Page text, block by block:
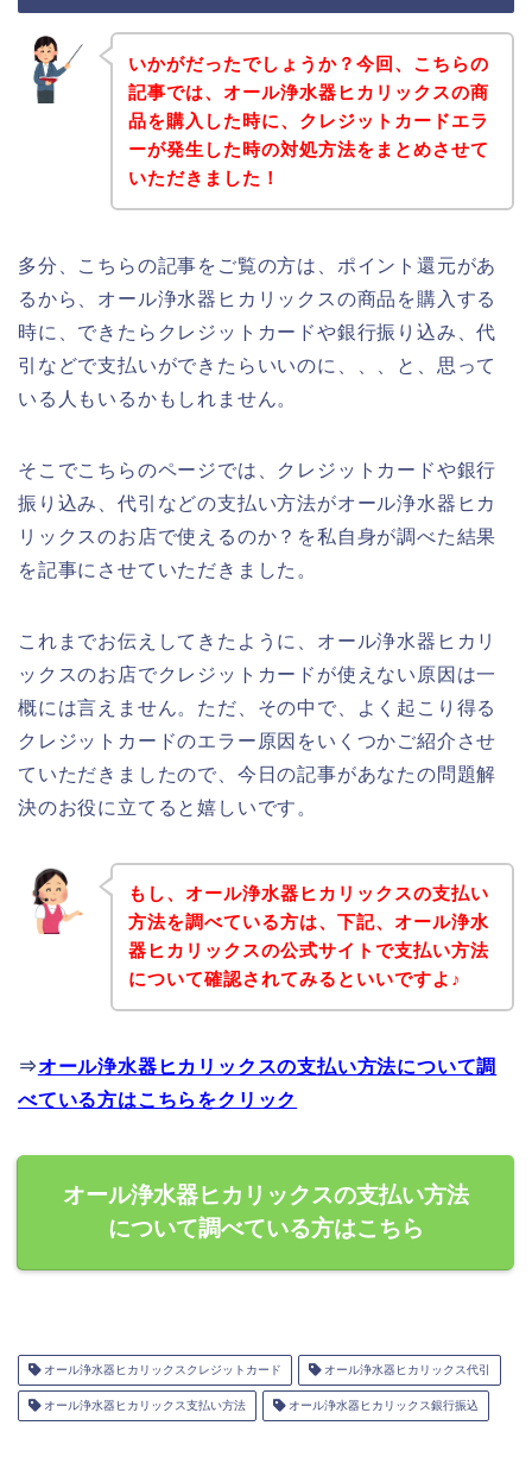
いかがだったでしょうか？今回、こちらの
記事では、オール浄水器ヒカリックスの商
品を購入した時に、クレジットカードエラ
ーが発生した時の対処方法をまとめさせて
いただきました！
多分、こちらの記事をご覧の方は、ポイント還元があ
るから、オール浄水器ヒカリックスの商品を購入する
時に、できたらクレジットカードや銀行振り込み、代
引などで支払いができたらいいのに、、、と、思って
いる人もいるかもしれません。
そこでこちらのページでは、クレジットカードや銀行
振り込み、代引などの支払い方法がオール浄水器ヒカ
リックスのお店で使えるのか？を私自身が調べた結果
を記事にさせていただきました。
これまでお伝えしてきたように、オール浄水器ヒカリ
ックスのお店でクレジットカードが使えない原因は一
概には言えません。ただ、その中で、よく起こり得る
クレジットカードのエラー原因をいくつかご紹介させ
ていただきましたので、今日の記事があなたの問題解
決のお役に立てると嬉しいです。
もし、オール浄水器ヒカリックスの支払い
方法を調べている方は、下記、オール浄水
器ヒカリックスの公式サイトで支払い方法
について確認されてみるといいですよ♪
⇒オール浄水器ヒカリックスの支払い方法について調
べている方はこちらをクリック
オール浄水器ヒカリックスの支払い方法
について調べている方はこちら
オール浄水器ヒカリックスクレジットカード オール浄水器ヒカリックス代引
オール浄水器ヒカリックス支払い方法 オール浄水器ヒカリックス銀行振込